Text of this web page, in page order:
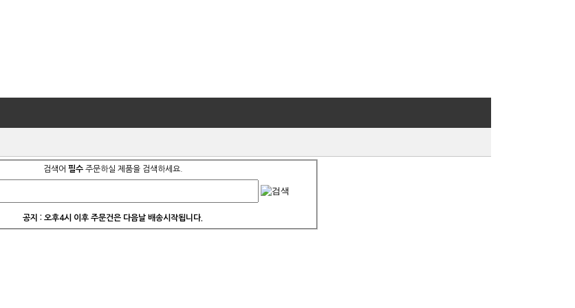
검색어 필수 주문하실 제품을 검색하세요.
공지 : 오후4시 이후 주문건은 다음날 배송시작됩니다.